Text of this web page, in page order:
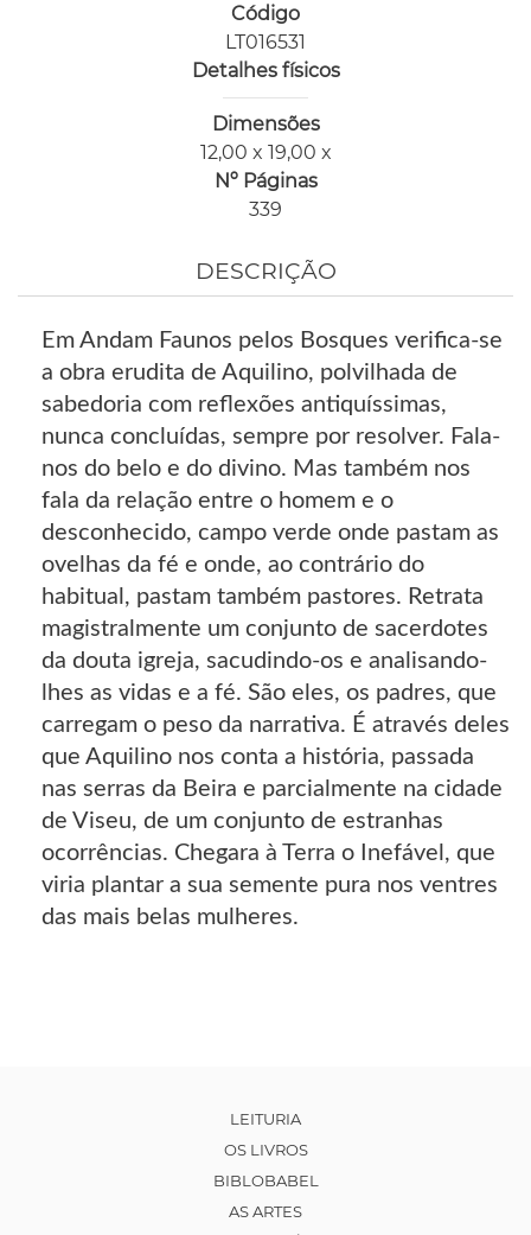
Código
LT016531
Detalhes físicos
Dimensões
12,00 x 19,00 x
Nº Páginas
339
DESCRIÇÃO
Em Andam Faunos pelos Bosques verifica-se
a obra erudita de Aquilino, polvilhada de
sabedoria com reflexões antiquíssimas,
nunca concluídas, sempre por resolver. Fala-
nos do belo e do divino. Mas também nos
fala da relação entre o homem e o
desconhecido, campo verde onde pastam as
ovelhas da fé e onde, ao contrário do
habitual, pastam também pastores. Retrata
magistralmente um conjunto de sacerdotes
da douta igreja, sacudindo-os e analisando-
lhes as vidas e a fé. São eles, os padres, que
carregam o peso da narrativa. É através deles
que Aquilino nos conta a história, passada
nas serras da Beira e parcialmente na cidade
de Viseu, de um conjunto de estranhas
ocorrências. Chegara à Terra o Inefável, que
viria plantar a sua semente pura nos ventres
das mais belas mulheres.
LEITURIA
OS LIVROS
BIBLOBABEL
AS ARTES